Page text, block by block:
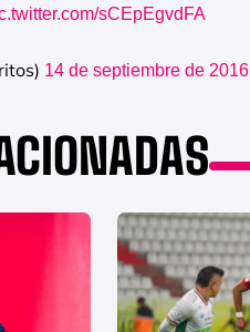
sCEpEgvdFA
14 de septiembre de 2016